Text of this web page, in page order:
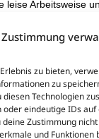
Zustimmung
zu bieten,
zu
diesen Technologien
eindeutige IDs auf
Zustimmung
und Funktionen
leise Arbeitsweise
eine
die kabellose